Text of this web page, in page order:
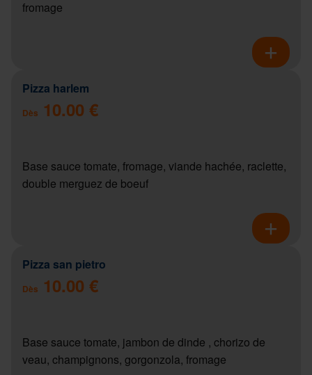
fromage
Pizza harlem
Dès 10.00 €
Base sauce tomate, fromage, viande hachée, raclette,
double merguez de boeuf
Pizza san pietro
Dès 10.00 €
Base sauce tomate, jambon de dinde , chorizo de
veau, champignons, gorgonzola, fromage